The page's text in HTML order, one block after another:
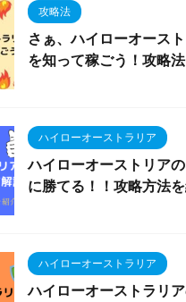
攻略法
さぁ、ハイローオース
を知って稼ごう！攻略
ハイローオーストラリア
ハイローオーストリア
に勝てる！！攻略方法を
ハイローオーストラリア
ハイローオーストラリ